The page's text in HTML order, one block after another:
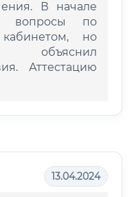
В начале
вопросы по
но
объяснил
Аттестацию
13.04.2024